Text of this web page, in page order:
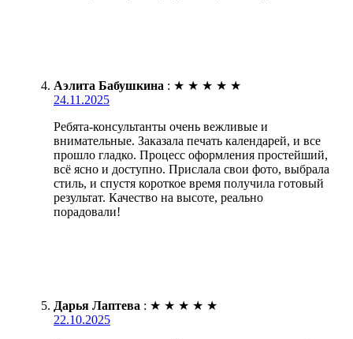
Аэлита Бабушкина : ★ ★ ★ ★ ★
24.11.2025
Ребята-консультанты очень вежливые и
внимательные. Заказала печать календарей, и все
прошло гладко. Процесс оформления простейший,
всё ясно и доступно. Прислала свои фото, выбрала
стиль, и спустя короткое время получила готовый
результат. Качество на высоте, реально
порадовали!
Дарья Лаптева : ★ ★ ★ ★ ★
22.10.2025